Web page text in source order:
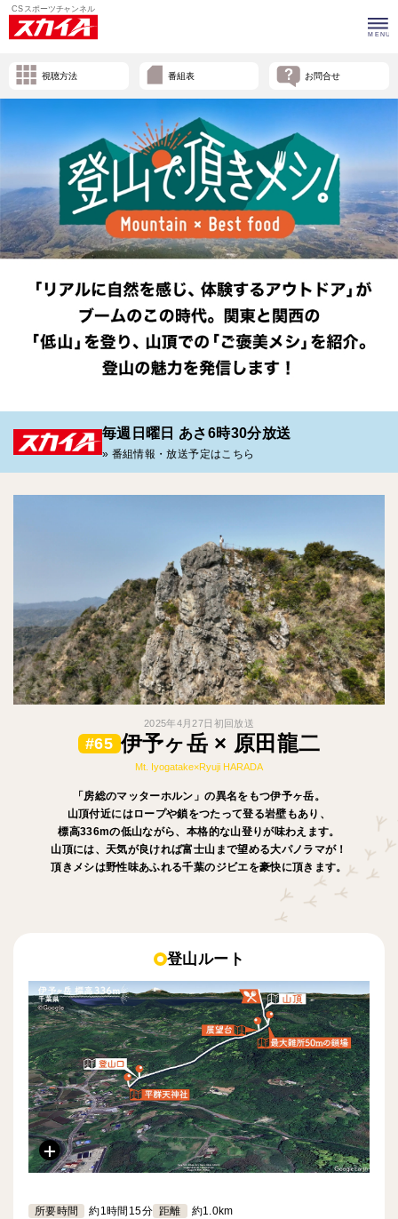
視聴方法 番組表 お問合せ
毎週日曜日 あさ6時30分放送
» 番組情報・放送予定はこちら
2025年4月27日初回放送
#65 伊予ヶ岳 × 原田龍二
Mt. Iyogatake×Ryuji HARADA
「房総のマッターホルン」の異名をもつ伊予ヶ岳。
山頂付近にはロープや鎖をつたって登る岩壁もあり、
標高336mの低山ながら、本格的な山登りが味わえます。
山頂には、天気が良ければ富士山まで望める大パノラマが！
頂きメシは野性味あふれる千葉のジビエを豪快に頂きます。
登山ルート
所要時間 約1時間15分 距離
約1.0km